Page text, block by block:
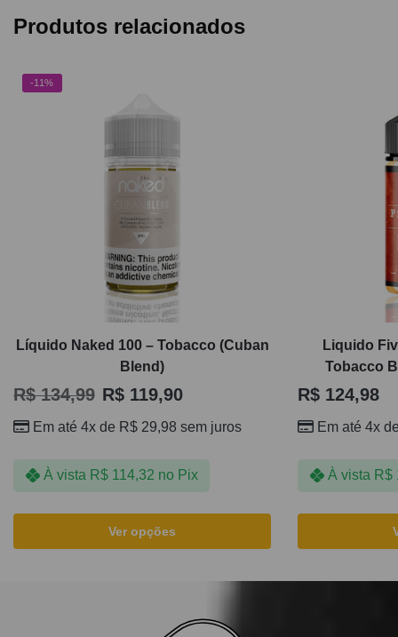
Produtos relacionados
-11%
Líquido Naked 100 – Tobacco (Cuban
Blend)
R$134,99 R$ 119,90
Em até 4x de R$ 29,98 sem juros
À vista R$114,32 no Pix
Ver opções
Liquido
Tobacco
R$ 124,98
Em até 4x
À vista R$